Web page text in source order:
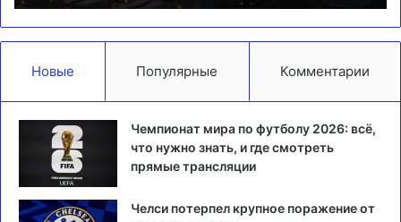
Новые Популярные Комментарии
Чемпионат мира по футболу 2026: всё,
что нужно знать, и где смотреть
прямые трансляции
Челси потерпел крупное поражение от